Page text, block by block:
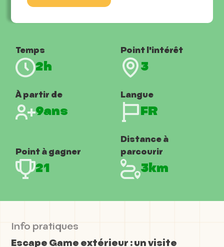
Temps
2h
Point l'intérêt
3
À partir de
9ans
Langue
FR
Point à gagner
21
Distance à
parcourir
3km
Info pratiques
Escape Game extérieur : un visite